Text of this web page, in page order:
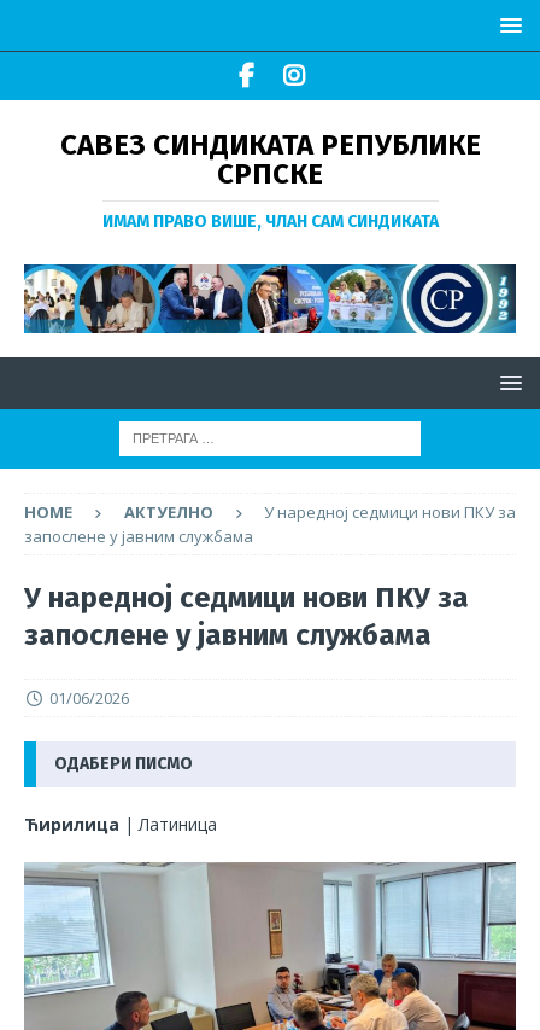
САВЕЗ СИНДИКАТА РЕПУБЛИКЕ
СРПСКЕ
ИМАМ ПРАВО ВИШЕ, ЧЛАН САМ СИНДИКАТА
HOME АКТУЕЛНО
У наредној седмици нови ПКУ за
запослене у јавним службама
У наредној седмици нови ПКУ за
запослене у јавним службама
01/06/2026
ОДАБЕРИ ПИСМО
Ћирилица |Латиница